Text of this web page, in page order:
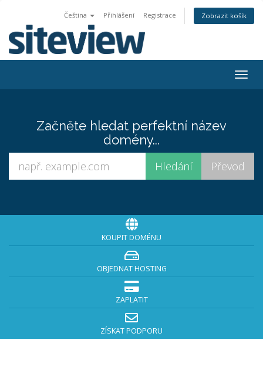
Čeština Přihlášení Registrace Zobrazit košík
Začněte hledat perfektní název
domény...
KOUPIT DOMÉNU
OBJEDNAT HOSTING
ZAPLATIT
ZÍSKAT PODPORU